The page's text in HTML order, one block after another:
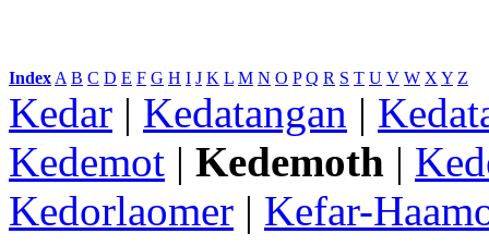
Index: A B C D E F G H I J K L M N O P Q R S T U V W X Y Z
Kedar | Kedatangan |
Kedemot | Kedemoth |
Kedorlaomer | Kefar-